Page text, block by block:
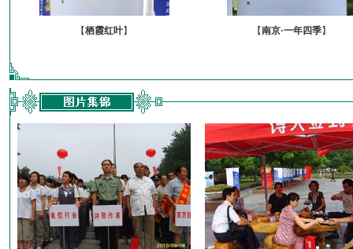
【栖霞红叶】 【南京·一年四季】